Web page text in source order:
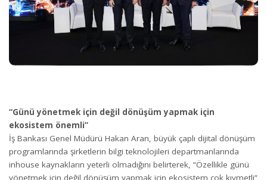
“Günü yönetmek için değil dönüşüm yapmak için
ekosistem önemli”
İş Bankası Genel Müdürü Hakan Aran, büyük çaplı dijital dönüşüm
programlarında şirketlerin bilgi teknolojileri departmanlarında
inhouse kaynakların yeterli olmadığını belirterek, “Özellikle günü
yönetmek için değil dönüşüm yapmak için ekosistem çok kıymetli”